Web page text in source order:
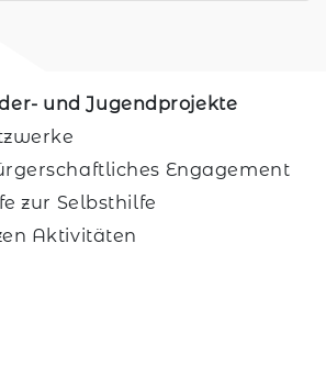
und Jugendprojekte
Engagement
zur Selbsthilfe
Aktivitäten